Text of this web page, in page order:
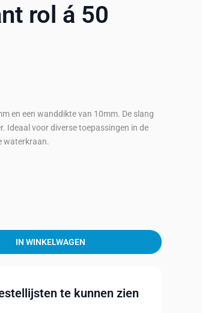
rol á 50
en een wanddikte van 10mm. De slang
Ideaal voor diverse toepassingen in de
waterkraan.
IN WINKELWAGEN
te kunnen zien